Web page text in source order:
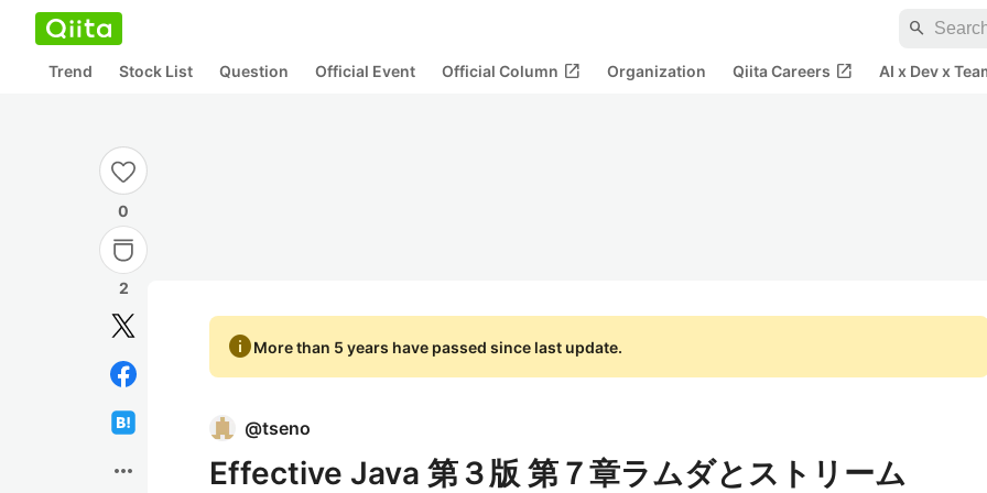
search
Trend Stock List Question Official Event Official Column open_in_new Organization Qiita Careers open_in_new AI x Dev x
0
2
more_horiz
infoMore than 5 years have passed since last update.
@tseno
Effective Java 第３版 第７章ラムダとストリーム